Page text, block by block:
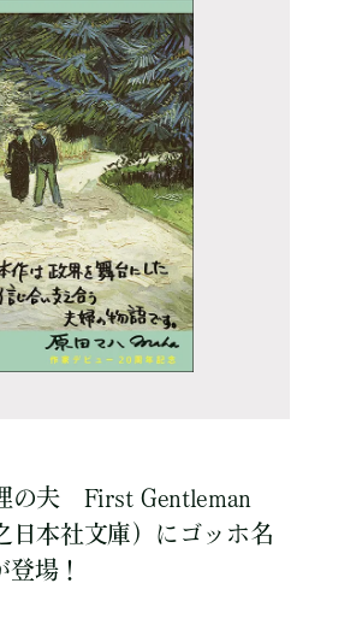
の夫 First Gentleman
日本社文庫）にゴッホ名
場！